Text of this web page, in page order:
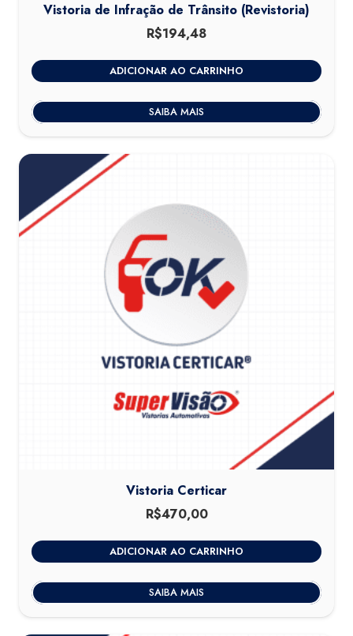
Vistoria de Infração de Trânsito (Revistoria)
R$194,48
ADICIONAR AO CARRINHO
SAIBA MAIS
Vistoria Certicar
R$470,00
ADICIONAR AO CARRINHO
SAIBA MAIS